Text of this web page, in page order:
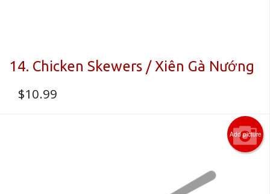
14. Chicken Skewers / Xiên Gà Nướng
$10.99
Add picture